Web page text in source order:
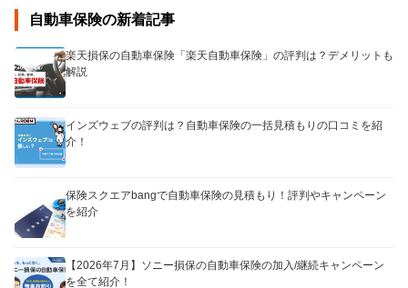
自動車保険の新着記事
楽天損保の自動車保険「楽天自動車保険」の評判は？デメリットも
解説
インズウェブの評判は？自動車保険の一括見積もりの口コミを紹
介！
保険スクエアbangで自動車保険の見積もり！評判やキャンペーン
を紹介
【2026年7月】ソニー損保の自動車保険の加入/継続キャンペーン
を全て紹介！